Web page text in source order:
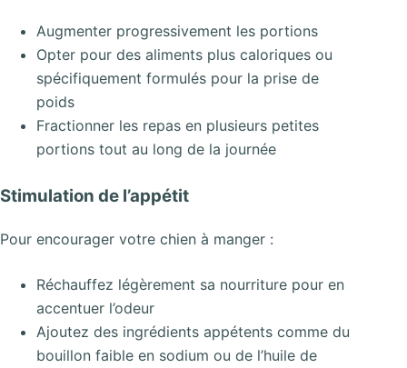
Augmenter progressivement les portions
Opter pour des aliments plus caloriques ou
spécifiquement formulés pour la prise de
poids
Fractionner les repas en plusieurs petites
portions tout au long de la journée
Stimulation de l’appétit
Pour encourager votre chien à manger :
Réchauffez légèrement sa nourriture pour en
accentuer l’odeur
Ajoutez des ingrédients appétents comme du
bouillon faible en sodium ou de l’huile de